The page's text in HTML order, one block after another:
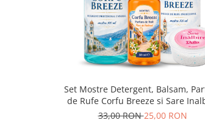
Set Mostre Detergent, Balsam,
de Rufe Corfu Breeze si Sare
Delia – 4 buc (100 ml + 100 ml + 50
33,00 RON25,00 RON